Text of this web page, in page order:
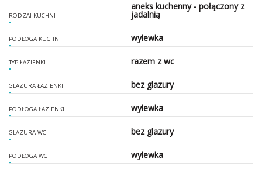
RODZAJ KUCHNI
aneks kuchenny - połączony z
jadalnią
PODŁOGA KUCHNI wylewka
TYP ŁAZIENKI razem z wc
GLAZURA ŁAZIENKI bez glazury
PODŁOGA ŁAZIENKI wylewka
GLAZURA WC bez glazury
PODŁOGA WC wylewka